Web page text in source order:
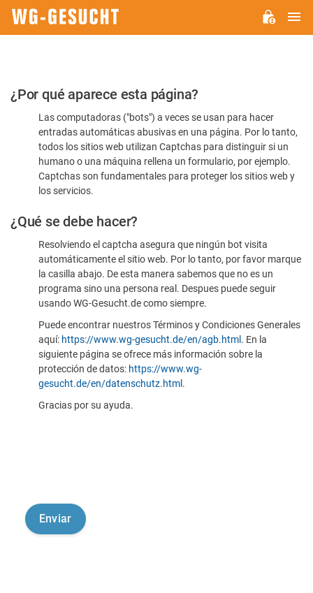
Por
favor,
confirme
humano
¿Por qué aparece esta página?
Las computadoras ("bots") a veces se usan para hacer
entradas automáticas abusivas en una página. Por lo tanto,
todos los sitios web utilizan Captchas para distinguir si un
humano o una máquina rellena un formulario, por ejemplo.
Captchas son fundamentales para proteger los sitios web y
los servicios.
¿Qué se debe hacer?
Resolviendo el captcha asegura que ningún bot visita
automáticamente el sitio web. Por lo tanto, por favor marque
la casilla abajo. De esta manera sabemos que no es un
programa sino una persona real. Despues puede seguir
usando WG-Gesucht.de como siempre.
Puede encontrar nuestros Términos y Condiciones Generales
aquí: https://www.wg-gesucht.de/en/agb.html . En la
siguiente página se ofrece más información sobre la
protección de datos: https://www.wg-
gesucht.de/en/datenschutz.html .
Gracias por su ayuda.